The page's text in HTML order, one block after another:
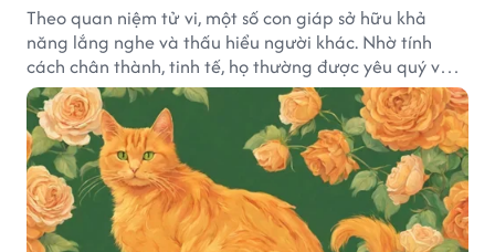
Theo quan niệm tử vi, một số con giáp sở hữu khả
năng lắng nghe và thấu hiểu người khác. Nhờ tính
cách chân thành, tinh tế, họ thường được yêu quý và
tạo dựng nhiều mối quan hệ tốt đẹp.